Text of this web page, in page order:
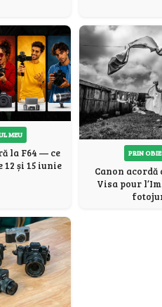
MEU
la F64 — ce
și 15 iunie
PRIN
Canon
Visa pour